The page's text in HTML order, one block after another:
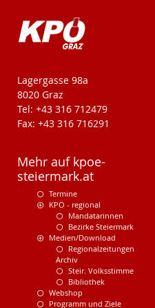
KPÖ-Steiermark
Lagergasse 98a
8020 Graz
Tel: +43 316 712479
Fax: +43 316 716291
Mehr auf kpoe-
steiermark.at
Termine
KPÖ - regional
Mandatarinnen
Bezirke Steiermark
Medien/Download
Regionalzeitungen
Archiv
Steir. Volksstimme
Bibliothek
Webshop
Programm und Ziele